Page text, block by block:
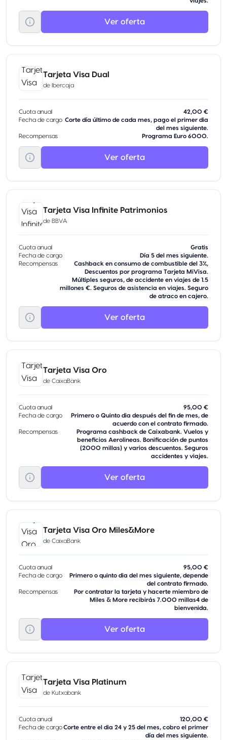
Ver oferta
Tarjeta Visa Dual
de Ibercaja
Cuota anual
42,00 €
Fecha de cargo Corte día último de cada mes, pago el primer dia
del mes siguiente.
Recompensas
Programa Euro 6000.
Ver oferta
Tarjeta Visa Infinite Patrimonios
de BBVA
Cuota anual
Gratis
Fecha de cargo
Día 5 del mes siguiente.
Recompensas
Cashback en consumo de combustible del 3%,
Descuentos por programa Tarjeta MiVisa.
Múltiples seguros, de accidente en viajes de 1.5
millones €. Seguros de asistencia en viajes. Seguro
de atraco en cajero.
Ver oferta
Tarjeta Visa Oro
de CaixaBank
Cuota anual
95,00 €
Fecha de cargo
Primero o Quinto dia después del fin de mes, de
acuerdo con el contrato firmado.
Recompensas
Programa cashback de Caixabank. Vuelos y
beneficios Aerolineas. Bonificación de puntos
(2000 millas) y varios descuentos. Seguros
accidentes y viajes.
Ver oferta
Tarjeta Visa Oro Miles&More
de CaixaBank
Cuota anual
95,00 €
Fecha de cargo
Primero o quinto dia del mes siguiente, depende
del contrato firmado.
Recompensas
Por contratar la tarjeta y hacerte miembro de
Miles & More recibirás 7.000 millas4 de
bienvenida.
Ver oferta
Tarjeta Visa Platinum
de Kutxabank
Cuota anual
120,00 €
Fecha de cargoCorte entre el dia 24 y 25 del mes, cobro el primer
día del mes siguiente.